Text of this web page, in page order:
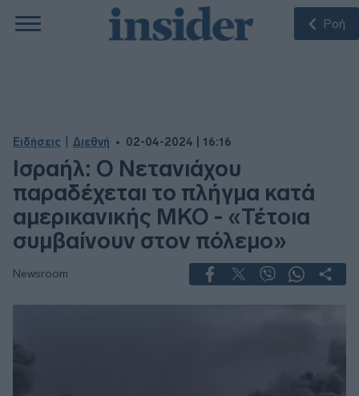
Ροή
Ειδήσεις Διεθνή 02-04-2024 | 16:16
Ισραήλ: Ο Νετανιάχου
παραδέχεται το πλήγμα κατά
αμερικανικής ΜΚΟ - «Τέτοια
συμβαίνουν στον πόλεμο»
Newsroom